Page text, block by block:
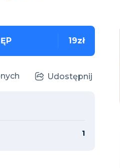
19zł
Udostępnij
1